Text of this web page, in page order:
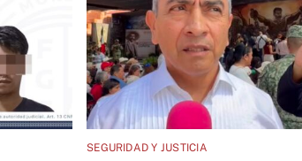
SEGURIDAD Y JUSTICIA